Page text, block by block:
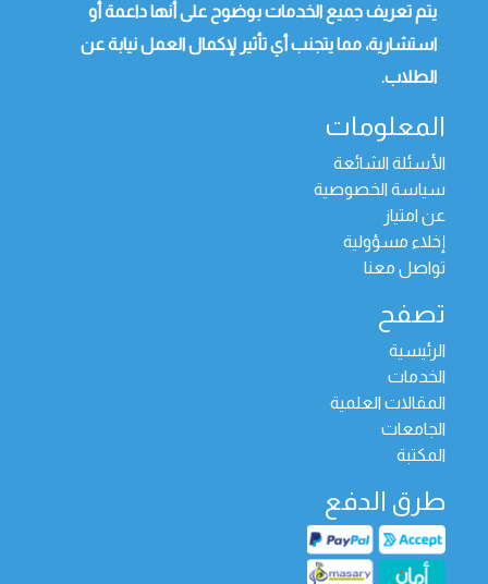
يتم تعريف جميع الخدمات بوضوح على أنها داعمة أو
استشارية، مما يتجنب أي تأثير لإكمال العمل نيابة عن
الطلاب.
المعلومات
الأسئلة الشائعة
سياسة الخصوصية
عن امتياز
إخلاء مسؤولية
تواصل معنا
تصفح
الرئيسية
الخدمات
المقالات العلمية
الجامعات
المكتبة
طرق الدفع